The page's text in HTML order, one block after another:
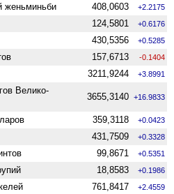
женьминьби 408,0603 +2.2175
124,5801 +0.6176
430,5356 +0.5285
157,6713 -0.1404
3211,9244 +3.8991
Велико­
3655,3140 +16.9833
359,3118 +0.0423
431,7509 +0.3328
99,8671 +0.5351
18,8583 +0.1986
761,8417 +2.4559